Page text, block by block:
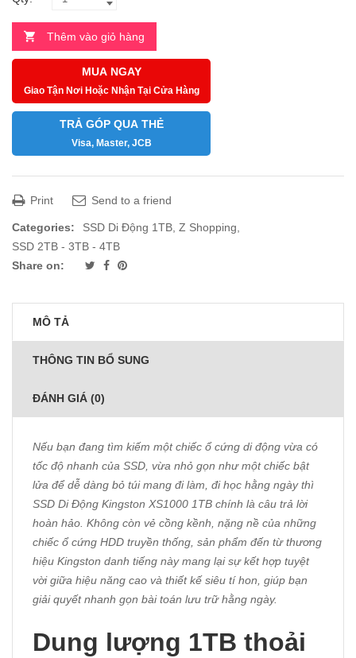
Thêm vào giỏ hàng
MUA NGAY
Giao Tận Nơi Hoặc Nhận Tại Cửa Hàng
TRẢ GÓP QUA THẺ
Visa, Master, JCB
Print Send to a friend
Categories: SSD Di Động 1TB, Z Shopping,
SSD 2TB - 3TB - 4TB
Share on:
MÔ TẢ
THÔNG TIN BỔ SUNG
ĐÁNH GIÁ (0)
Nếu bạn đang tìm kiếm một chiếc ổ cứng di động vừa có
tốc độ nhanh của SSD, vừa nhỏ gọn như một chiếc bật
lửa để dễ dàng bỏ túi mang đi làm, đi học hằng ngày thì
SSD Di Động Kingston XS1000 1TB chính là câu trả lời
hoàn hảo. Không còn vẻ cồng kềnh, nặng nề của những
chiếc ổ cứng HDD truyền thống, sản phẩm đến từ thương
hiệu Kingston danh tiếng này mang lại sự kết hợp tuyệt
vời giữa hiệu năng cao và thiết kế siêu tí hon, giúp bạn
giải quyết nhanh gọn bài toán lưu trữ hằng ngày.
Dung lượng 1TB thoải